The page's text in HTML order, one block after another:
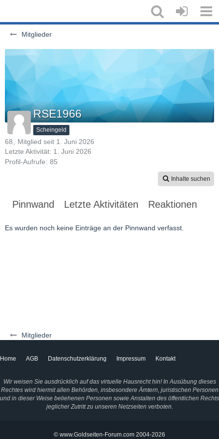
Mitglieder
Mitglieder
RSE1966
Scheingeld
68
Mitglied seit 1. Juni 2026
Letzte Aktivität: 1. Juni 2026
Profil-Aufrufe
85
Inhalte suchen
Pinnwand Letzte Aktivitäten Reaktionen
Es wurden noch keine Einträge an der Pinnwand verfasst.
Home AGB Datenschutzerklärung Impressum Kontakt
Wir weisen Sie ausdrücklich auf das virtuelle Hausrecht hin! In Ausübung dieses
Rechtes wird hiermit allen Behörden, insbesondere Ämtern, juristischen Personen
und in dieser Weise beliehenen Personen sowie Anstalten des öffentlichen Rechts
jeglicher Zutritt zu unseren Netzseiten verboten.
© www.Goldseiten-Forum.com 2004-2026